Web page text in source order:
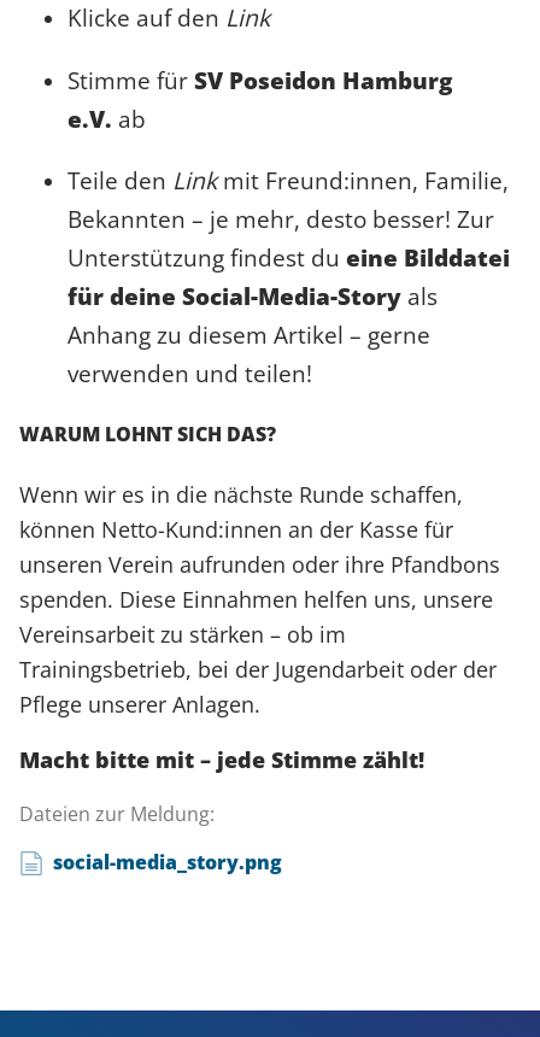
Klicke auf den Link
Stimme fürSV Poseidon Hamburg
e.V. ab
Teile den Linkmit Freund:innen, Familie,
Bekannten – je mehr, desto besser! Zur
Unterstützung findest du eine Bilddatei
für deine Social-Media-Storyals
Anhang zu diesem Artikel – gerne
verwenden und teilen!
WARUM LOHNT SICH DAS?
Wenn wir es in die nächste Runde schaffen,
können Netto-Kund:innen an der Kasse für
unseren Verein aufrunden oder ihre Pfandbons
spenden. Diese Einnahmen helfen uns, unsere
Vereinsarbeit zu stärken – ob im
Trainingsbetrieb, bei der Jugendarbeit oder der
Pflege unserer Anlagen.
Macht bitte mit – jede Stimme zählt!
Dateien zur Meldung:
social-media_story.png